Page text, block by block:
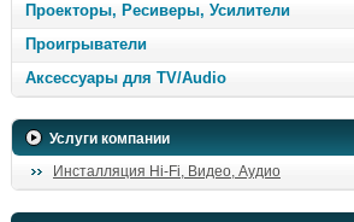
Проекторы, Ресиверы, Усилители
Проигрыватели
Аксессуары для TV/Audio
Услуги компании
Инсталляция Hi-Fi, Видео, Аудио